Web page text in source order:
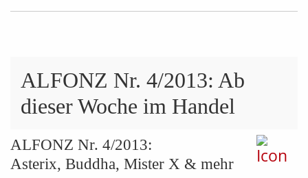
ALFONZ Nr. 4/2013: Ab
dieser Woche im Handel
ALFONZ Nr. 4/2013:
Asterix, Buddha, Mister X & mehr